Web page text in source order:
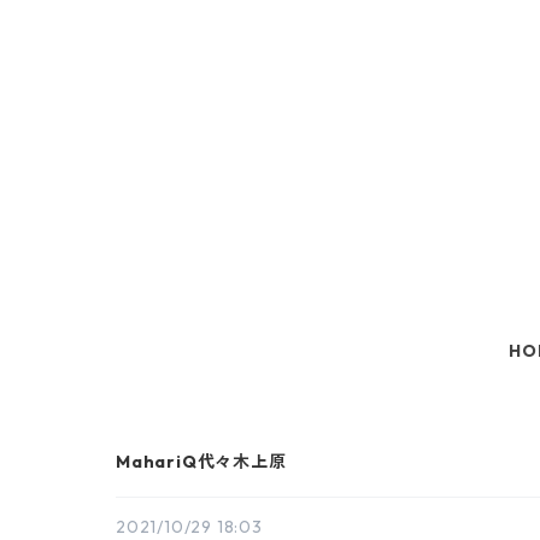
MahariQ代々木上原
2021/10/29 18:03